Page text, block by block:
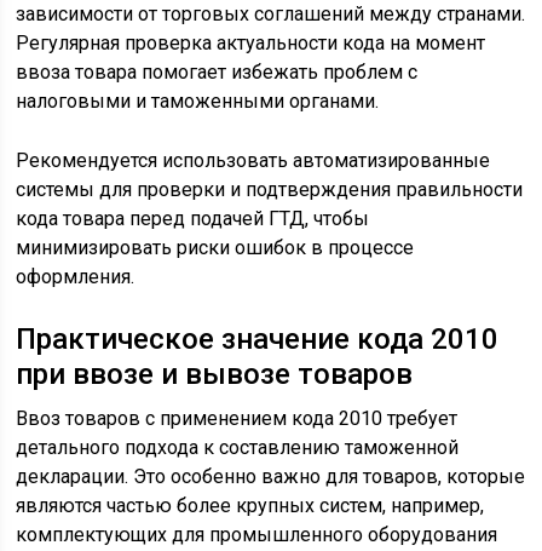
зависимости от торговых соглашений между странами.
Регулярная проверка актуальности кода на момент
ввоза товара помогает избежать проблем с
налоговыми и таможенными органами.
Рекомендуется использовать автоматизированные
системы для проверки и подтверждения правильности
кода товара перед подачей ГТД, чтобы
минимизировать риски ошибок в процессе
оформления.
Практическое значение кода 2010
при ввозе и вывозе товаров
Ввоз товаров с применением кода 2010 требует
детального подхода к составлению таможенной
декларации. Это особенно важно для товаров, которые
являются частью более крупных систем, например,
комплектующих для промышленного оборудования